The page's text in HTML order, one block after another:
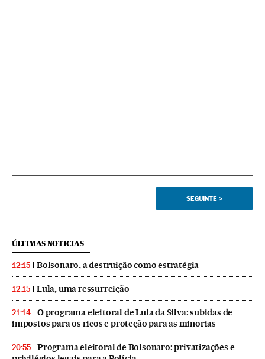
SEGUINTE >
ÚLTIMAS NOTICIAS
12:15 Bolsonaro, a destruição como estratégia
12:15 Lula, uma ressurreição
21:14
O programa eleitoral de Lula da Silva: subidas de
impostos para os ricos e proteção para as minorias
20:55
Programa eleitoral de Bolsonaro: privatizações e